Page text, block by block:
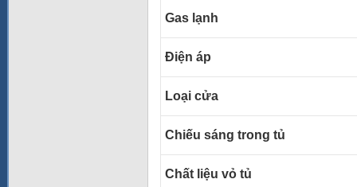
Gas lạnh
Điện áp
Loại cửa
Chiếu sáng trong tủ
Chất liệu vỏ tủ